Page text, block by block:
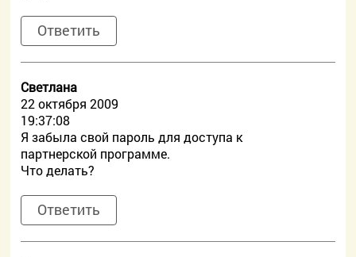
Ответить
Светлана
22 октября 2009
19:37:08
Я забыла свой пароль для доступа к
партнерской программе.
Что делать?
Ответить